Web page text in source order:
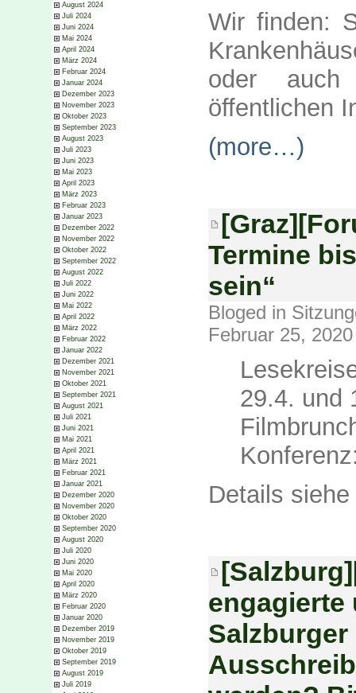
August 2024
Juli 2024
Juni 2024
Mai 2024
April 2024
März 2024
Februar 2024
Januar 2024
Dezember 2023
November 2023
Oktober 2023
September 2023
August 2023
Juli 2023
Juni 2023
Mai 2023
April 2023
März 2023
Februar 2023
Januar 2023
Dezember 2022
November 2022
Oktober 2022
September 2022
August 2022
Juli 2022
Juni 2022
Mai 2022
April 2022
März 2022
Februar 2022
Januar 2022
Dezember 2021
November 2021
Oktober 2021
September 2021
August 2021
Juli 2021
Juni 2021
Mai 2021
April 2021
März 2021
Februar 2021
Januar 2021
Dezember 2020
November 2020
Oktober 2020
September 2020
August 2020
Juli 2020
Juni 2020
Mai 2020
April 2020
März 2020
Februar 2020
Januar 2020
Dezember 2019
November 2019
Oktober 2019
September 2019
August 2019
Juli 2019
Wir finden:
oder
öffentlichen
(more…)
Termine
sein“
Bloged in
Februar 25, 2020
29.4. und
Details siehe
engagierte